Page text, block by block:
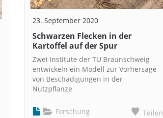
23. September 2020
Schwarzen Flecken in der
Kartoffel auf der Spur
Zwei Institute der TU Braunschweig
entwickeln ein Modell zur Vorhersage
von Beschädigungen in der
Nutzpflanze
Forschung Teilen